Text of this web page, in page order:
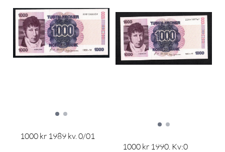
1000 kr 1989 kv. 0/01
1000 kr 1990. Kv:0